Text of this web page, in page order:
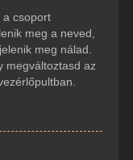
a csoport
meg a neved,
meg nálad.
megváltoztasd az